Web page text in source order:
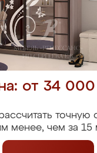
от 34
точную
менее, чем за 15